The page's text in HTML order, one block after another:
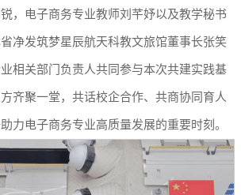
，电子商务专业教师刘芊妤以及教学秘书
净发筑梦星辰航天科教文旅馆董事长张笑
相关部门负责人共同参与本次共建实践基
齐聚一堂，共话校企合作、共商协同育人
力电子商务专业高质量发展的重要时刻。